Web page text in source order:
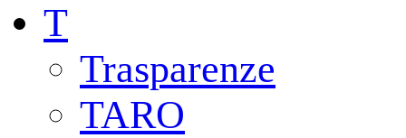
T
Trasparenze
TARO